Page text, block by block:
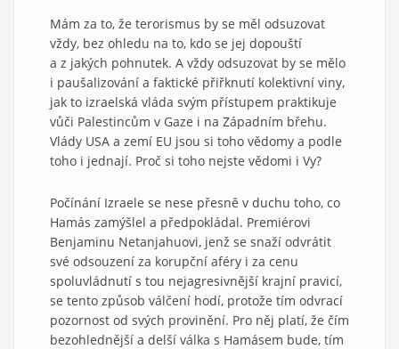
Mám za to, že terorismus by se měl odsuzovat
vždy, bez ohledu na to, kdo se jej dopouští
a z jakých pohnutek. A vždy odsuzovat by se mělo
i paušalizování a faktické přiřknutí kolektivní viny,
jak to izraelská vláda svým přístupem praktikuje
vůči Palestincům v Gaze i na Západním břehu.
Vlády USA a zemí EU jsou si toho vědomy a podle
toho i jednají. Proč si toho nejste vědomi i Vy?
Počínání Izraele se nese přesně v duchu toho, co
Hamás zamýšlel a předpokládal. Premiérovi
Benjaminu Netanjahuovi, jenž se snaží odvrátit
své odsouzení za korupční aféry i za cenu
spoluvládnutí s tou nejagresivnější krajní pravicí,
se tento způsob válčení hodí, protože tím odvrací
pozornost od svých provinění. Pro něj platí, že čím
bezohlednější a delší válka s Hamásem bude, tím